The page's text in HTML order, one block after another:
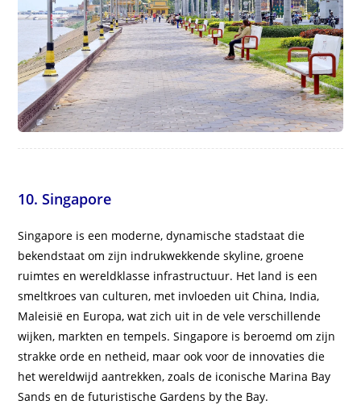
10. Singapore
Singapore is een moderne, dynamische stadstaat die
bekendstaat om zijn indrukwekkende skyline, groene
ruimtes en wereldklasse infrastructuur. Het land is een
smeltkroes van culturen, met invloeden uit China, India,
Maleisië en Europa, wat zich uit in de vele verschillende
wijken, markten en tempels. Singapore is beroemd om zijn
strakke orde en netheid, maar ook voor de innovaties die
het wereldwijd aantrekken, zoals de iconische Marina Bay
Sands en de futuristische Gardens by the Bay.